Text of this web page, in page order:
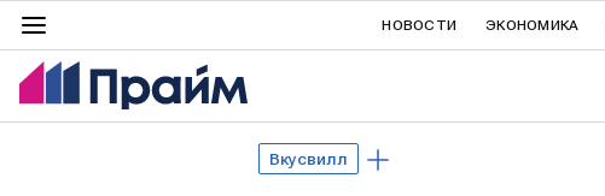
НОВОСТИ ЭКОНОМИКА
Вкусвилл